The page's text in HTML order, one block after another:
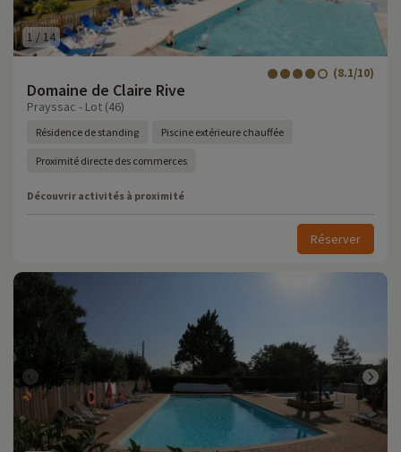
1 /14
Domaine de Claire Rive
(8.1/10)
Prayssac - Lot (46)
Résidence de standing Piscine extérieure chauffée
Proximité directe des commerces
Découvrir activités à proximité
Réserver